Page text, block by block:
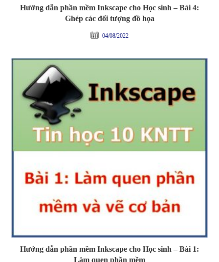
Hướng dẫn phần mềm Inkscape cho Học sinh – Bài 4:
Ghép các đối tượng đồ họa
04/08/2022
Hướng dẫn phần mềm Inkscape cho Học sinh – Bài 1:
Làm quen phần mềm